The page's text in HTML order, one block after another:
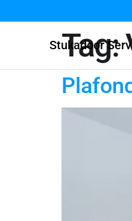
Stukadoor
Tag: